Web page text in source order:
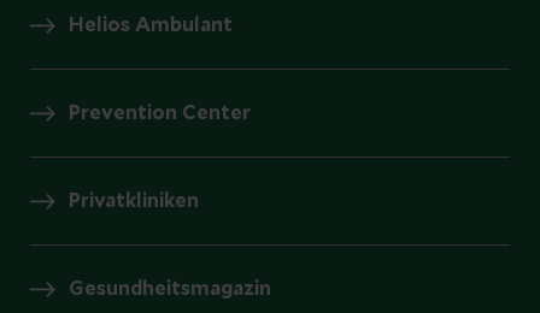
Helios Ambulant
Prevention Center
Privatkliniken
Gesundheitsmagazin